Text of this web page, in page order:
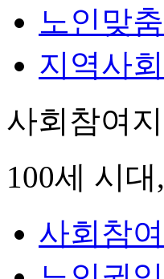
노인맞
지역사
사회참여
100세 시
사회참